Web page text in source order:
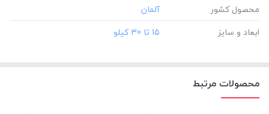
محصول کشور
ابعاد و سایز
‎15 تا 30 کیلو
محصولات مرتبط